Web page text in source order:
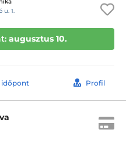
1.
augusztus 10.
időpont Profil